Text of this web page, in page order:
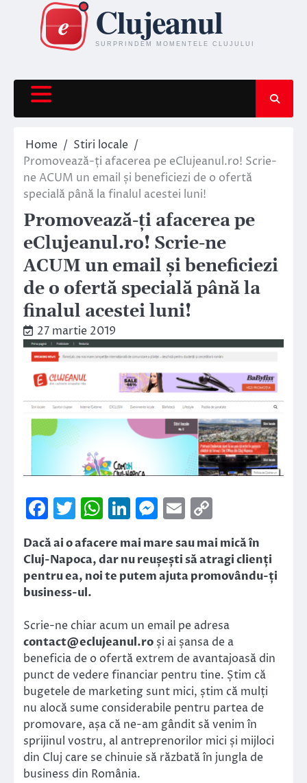
content
Home
Stiri locale
Promovează-ți afacerea pe eClujeanul.ro! Scrie-
ne ACUM un email și beneficiezi de o ofertă
specială până la finalul acestei luni!
Promovează-ți afacerea pe
eClujeanul.ro! Scrie-ne
ACUM un email și beneficiezi
de o ofertă specială până la
finalul acestei luni!
27 martie 2019
Facebook
Twitter
WhatsApp
LinkedIn
Messenger
Email
Link
Dacă ai o afacere mai mare sau mai mică în
Cluj-Napoca, dar nu reușești să atragi clienți
pentru ea, noi te putem ajuta promovându-ți
business-ul.
Scrie-ne chiar acum un email pe adresa
contact@eclujeanul.ro și ai șansa de a
beneficia de o ofertă extrem de avantajoasă din
punct de vedere financiar pentru tine. Știm că
bugetele de marketing sunt mici, știm că mulți
nu alocă sume considerabile pentru partea de
promovare, așa că ne-am gândit să venim în
sprijinul vostru, al antreprenorilor mici și mijloci
din Cluj care se chinuie să răzbată în jungla de
business din România.